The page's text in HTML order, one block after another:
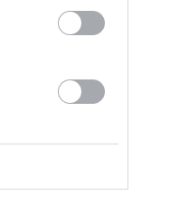
20:55 Hrabě Monte Christo
21:50 Jesse Stone:
20:20 Případy mimořádné
22:35 Kriminálka Las
22:40 Inkognito